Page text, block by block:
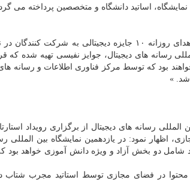
اساتید دانشگاه و متخصصین پرداخته می
جواد موحد، مدیر اجرایی یازدهمین نمایشگاه بین المللی رسانه های دیجیتال از اهدای روزانه ۱۰ جایزه دیجیتالی
رسانه های دیجیتال، جوایز نفیسی تهیه شده كه
بود كه توسط مركز فناوری اطلاعات و رسانه
شد. »
رسانه های دیجیتال از برگزاری رویداد
اظهار نمود: در یازدهمین نمایشگاه بین المللی
شامل دو بخش آزاد و ویژه دانش آموزی خواهد بود
آموزش مجانی تولید محتوا در فضای مجازی توسط استاتید مجرب